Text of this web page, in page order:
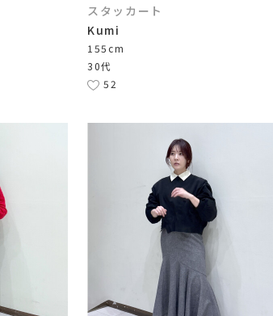
スタッカート
Kumi
155cm
30代
52